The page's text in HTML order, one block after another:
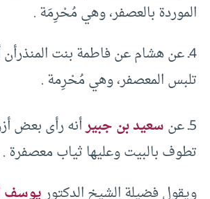
الموردة بالعصفر، وهي مُحْرِمَة .
4ـ عن هشام عن فاطمة بنت
تلبس المعصفر، وهي مُحْرِمة .
5ـ عن
سعيد بن جبيرأنه رأى بعض
تطوف بالبيت وعليها ثياب معصفرة .
ويقول فضيلة الشيخ الدكتوريوسف